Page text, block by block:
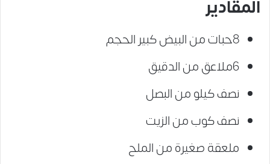
المقادير
8حبات من البيض كبير الحجم
6ملاعق من الدقيق
نصف كيلو من البصل
نصف كوب من الزيت
ملعقة صغيرة من الملح